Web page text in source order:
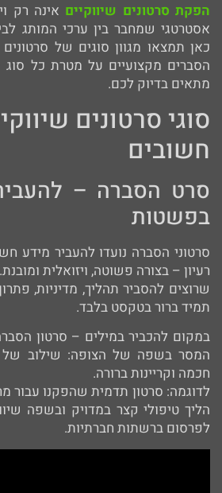
הפקת סרטונים שיווקיים אינה רק
אסטרטגי שמחבר בין ערכי המותג
כאן תמצאו מגוון סוגים של
הסברים מקצועיים על מטרת כל סוג
מתאים בדיוק לכם.
סוגי סרטונים
חשובים
סרט הסברה –
בפשטות
סרטוני הסברה נועדו להעביר מידע
רעיון – בצורה פשוטה, ויזואלית
שרוצים להסביר תהליך, מדיניות,
תמיד ברור בטקסט בלבד.
במקום להכביר במילים – סרטון
המסר בשפה של הצופה: שילוב של
חכמה וקריינות ברורה.
לדוגמה: סרטון תדמית שהפקנו עבור
הליך טיפולי קצר במדויק ובשפה
לפרסום ברשתות חברתיות.